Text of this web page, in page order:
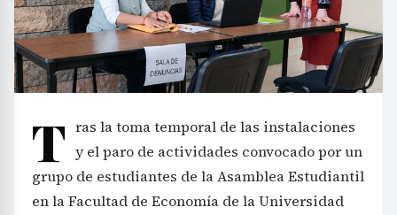
T ras la toma temporal de las instalaciones
y el paro de actividades convocado por un
grupo de estudiantes de la Asamblea Estudiantil
en la Facultad de Economía de la Universidad